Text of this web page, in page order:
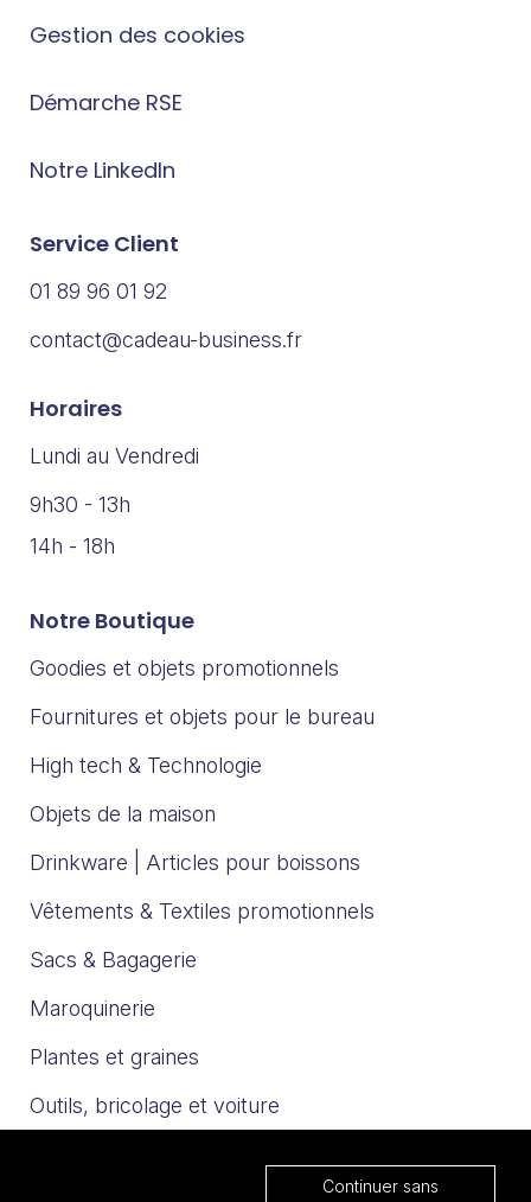
Gestion des cookies
Démarche RSE
Notre LinkedIn
Service Client
01 89 96 01 92
contact@cadeau-business.fr
Horaires
Lundi au Vendredi
9h30 - 13h
14h - 18h
Notre Boutique
Goodies et objets promotionnels
Fournitures et objets pour le bureau
High tech & Technologie
Objets de la maison
Drinkware | Articles pour boissons
Vêtements & Textiles promotionnels
Sacs & Bagagerie
Maroquinerie
Plantes et graines
Outils, bricolage et voiture
Continuer sans